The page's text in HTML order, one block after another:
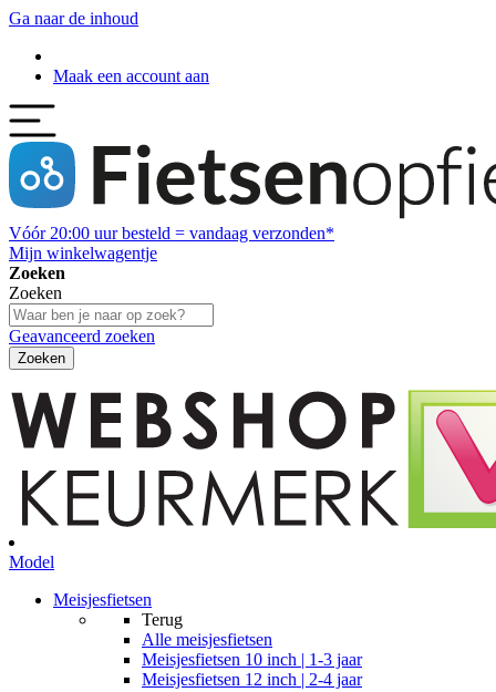
Ga naar de inhoud
Maak een account aan
Vóór 20:00 uur besteld = vandaag verzonden*
Mijn winkelwagentje
Zoeken
Zoeken
Geavanceerd zoeken
Zoeken
Model
Meisjesfietsen
Terug
Alle meisjesfietsen
Meisjesfietsen 10 inch | 1-3 jaar
Meisjesfietsen 12 inch | 2-4 jaar